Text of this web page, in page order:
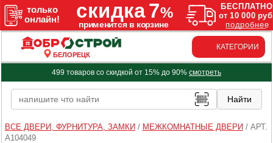
БЕЛОРЕЦК
КАТЕГОРИИ
499 товаров со скидкой от 15% до 90% смотреть
ВСЕ ДВЕРИ, ФУРНИТУРА, ЗАМКИ / МЕЖКОМНАТНЫЕ ДВЕРИ / АРТ.
A104049